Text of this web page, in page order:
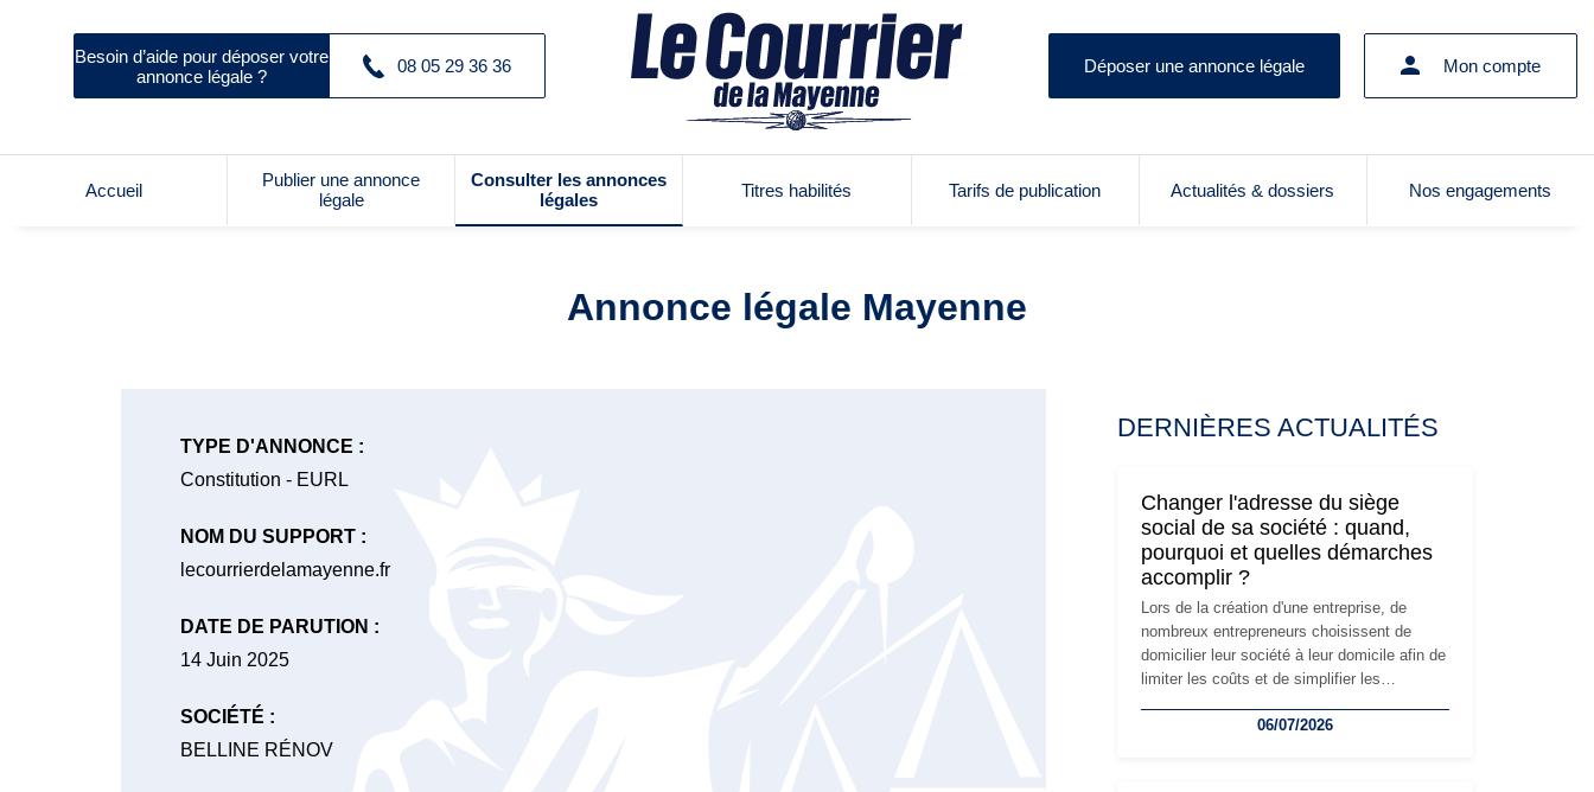
Besoin d’aide pour déposer votre
annonce légale ?
08 05 29 36 36 Déposer une annonce légale Mon compte
Accueil
Publier une annonce
légale
Consulter les annonces
légales
Titres habilités Tarifs de publication Actualités & dossiers Nos engagements
Annonce légale Mayenne
TYPE D'ANNONCE :
Constitution - EURL
NOM DU SUPPORT :
lecourrierdelamayenne.fr
DATE DE PARUTION :
14 Juin 2025
SOCIÉTÉ :
BELLINE RÉNOV
DERNIÈRES ACTUALITÉS
Changer l'adresse du siège
social de sa société : quand,
pourquoi et quelles démarches
accomplir ?
Lors de la création d'une entreprise, de
nombreux entrepreneurs choisissent de
domicilier leur société à leur domicile afin de
limiter les coûts et de simplifier les
l'activité, cette solution peut rapidement
06/07/2026